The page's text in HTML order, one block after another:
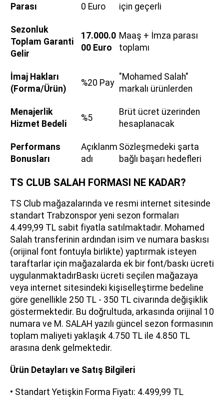
Parası
0 Euro
için geçerli
Sezonluk
Toplam Garanti
Gelir
17.000.0
00 Euro
Maaş + İmza parası
toplamı
İmaj Hakları
(Forma/Ürün)
%20 Pay
"Mohamed Salah"
markalı ürünlerden
Menajerlik
Hizmet Bedeli
%5
Brüt ücret üzerinden
hesaplanacak
Performans
Bonusları
Açıklanm
adı
Sözleşmedeki şarta
bağlı başarı hedefleri
TS CLUB SALAH FORMASI NE KADAR?
TS Club mağazalarında ve resmi internet sitesinde
standart Trabzonspor yeni sezon formaları
4.499,99 TL sabit fiyatla satılmaktadır. Mohamed
Salah transferinin ardından isim ve numara baskısı
(orijinal font fontuyla birlikte) yaptırmak isteyen
taraftarlar için mağazalarda ek bir font/baskı ücreti
uygulanmaktadırBaskı ücreti seçilen mağazaya
veya internet sitesindeki kişiselleştirme bedeline
göre genellikle 250 TL - 350 TL civarında değişiklik
göstermektedir. Bu doğrultuda, arkasında orijinal 10
numara ve M. SALAH yazılı güncel sezon formasının
toplam maliyeti yaklaşık 4.750 TL ile 4.850 TL
arasına denk gelmektedir.
Ürün Detayları ve Satış Bilgileri
• Standart Yetişkin Forma Fiyatı: 4.499,99 TL